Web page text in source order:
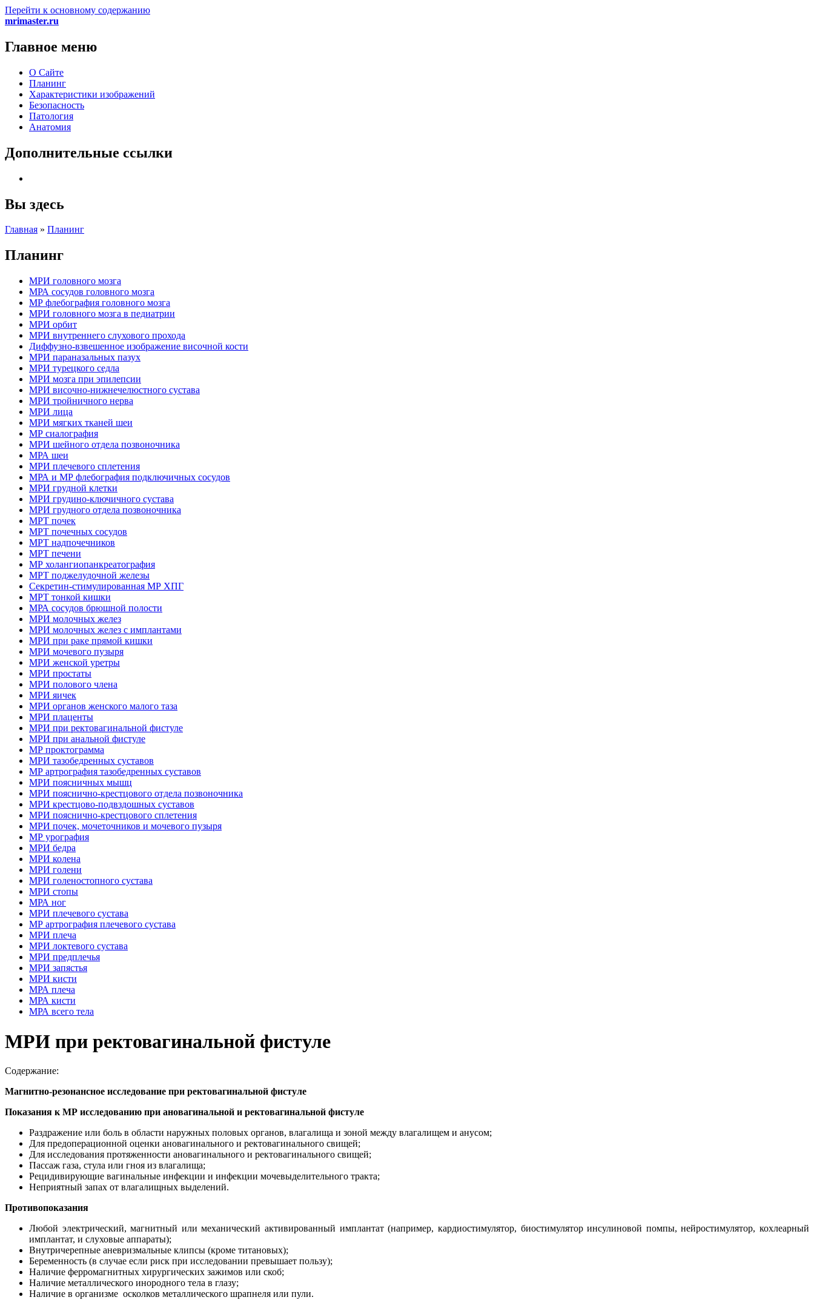
Перейти к основному содержанию
mrimaster.ru
Главное меню
О Сайте
Планинг
Характеристики изображений
Безопасность
Патология
Анатомия
Дополнительные ссылки
Вы здесь
Главная » Планинг
Планинг
МРИ головного мозга
МРА сосудов головного мозга
МР флебография головного мозга
МРИ головного мозга в педиатрии
МРИ орбит
МРИ внутреннего слухового прохода
Диффузно-взвешенное изображение височной кости
МРИ параназальных пазух
МРИ турецкого седла
МРИ мозга при эпилепсии
МРИ височно-нижнечелюстного сустава
МРИ тройничного нерва
МРИ лица
МРИ мягких тканей шеи
МР сиалография
МРИ шейного отдела позвоночника
МРА шеи
МРИ плечевого сплетения
МРА и МР флебография подключичных сосудов
МРИ грудной клетки
МРИ грудино-ключичного сустава
МРИ грудного отдела позвоночника
МРТ почек
МРТ почечных сосудов
МРТ надпочечников
МРТ печени
МР холангиопанкреатография
МРТ поджелудочной железы
Секретин-стимулированная МР ХПГ
МРТ тонкой кишки
МРА сосудов брюшной полости
МРИ молочных желез
МРИ молочных желез с имплантами
МРИ при раке прямой кишки
МРИ мочевого пузыря
МРИ женской уретры
МРИ простаты
МРИ полового члена
МРИ яичек
МРИ органов женского малого таза
МРИ плаценты
МРИ при ректовагинальной фистуле
МРИ при анальной фистуле
МР проктограмма
МРИ тазобедренных суставов
МР артрография тазобедренных суставов
МРИ поясничных мышц
МРИ пояснично-крестцового отдела позвоночника
МРИ крестцово-подвздошных суставов
МРИ пояснично-крестцового сплетения
МРИ почек, мочеточников и мочевого пузыря
МР урография
МРИ бедра
МРИ колена
МРИ голени
МРИ голеностопного сустава
МРИ стопы
МРА ног
МРИ плечевого сустава
МР артрография плечевого сустава
МРИ плеча
МРИ локтевого сустава
МРИ предплечья
МРИ запястья
МРИ кисти
МРА плеча
МРА кисти
МРА всего тела
МРИ при ректовагинальной фистуле
Содержание:
Магнитно-резонансное исследование при ректовагинальной фистуле
Показания к МР исследованию при ановагинальной и ректовагинальной фистуле
Раздражение или боль в области наружных половых органов, влагалища и зоной между влагалищем и анусом;
Для предоперационной оценки ановагинального и ректовагинального свищей;
Для исследования протяженности ановагинального и ректовагинального свищей;
Пассаж газа, стула или гноя из влагалища;
Рецидивирующие вагинальные инфекции и инфекции мочевыделительного тракта;
Неприятный запах от влагалищных выделений.
Противопоказания
Любой электрический, магнитный или механический активированный имплантат (например, кардиостимулятор, биостимулятор инсулиновой помпы, нейростимулятор, кохлеарный
имплантат, и слуховые аппараты);
Внутричерепные аневризмальные клипсы (кроме титановых);
Беременность (в случае если риск при исследовании превышает пользу);
Наличие ферромагнитных хирургических зажимов или скоб;
Наличие металлического инородного тела в глазу;
Наличие в организме осколков металлического шрапнеля или пули.